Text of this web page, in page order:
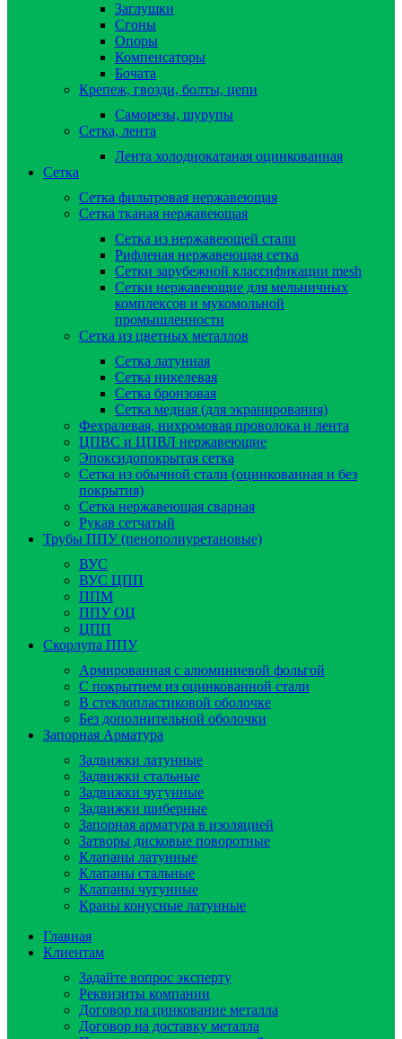
Заглушки
Сгоны
Опоры
Компенсаторы
Бочата
Крепеж, гвозди, болты, цепи
Саморезы, шурупы
Сетка, лента
Лента холоднокатаная оцинкованная
Сетка
Сетка фильтровая нержавеющая
Сетка тканая нержавеющая
Сетка из нержавеющей стали
Рифленая нержавеющая сетка
Сетки зарубежной классификации mesh
Сетки нержавеющие для мельничных
комплексов и мукомольной
промышленности
Сетка из цветных металлов
Сетка латунная
Сетка никелевая
Сетка бронзовая
Сетка медная (для экранирования)
Фехралевая, нихромовая проволока и лента
ЦПВС и ЦПВЛ нержавеющие
Эпоксидопокрытая сетка
Сетка из обычной стали (оцинкованная и без
покрытия)
Сетка нержавеющая сварная
Рукав сетчатый
Трубы ППУ (пенополиуретановые)
ВУС
ВУС ЦПП
ППМ
ППУ ОЦ
ЦПП
Скорлупа ППУ
Армированная с алюминиевой фольгой
C покрытием из оцинкованной стали
В стеклопластиковой оболочке
Без дополнительной оболочки
Запорная Арматура
Задвижки латунные
Задвижки стальные
Задвижки чугунные
Задвижки шиберные
Запорная арматура в изоляцией
Затворы дисковые поворотные
Клапаны латунные
Клапаны стальные
Клапаны чугунные
Краны конусные латунные
Главная
Клиентам
Задайте вопрос эксперту
Реквизиты компании
Договор на цинкование металла
Договор на доставку металла